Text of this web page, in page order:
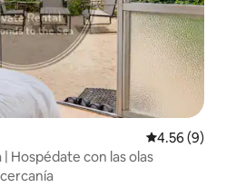
Calificación
4.56 (9)
Hospédate con las olas
cercanía